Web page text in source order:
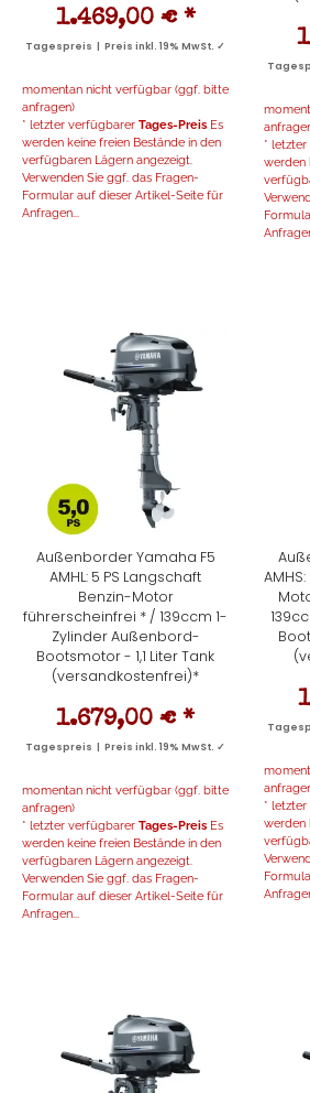
1.469,00 € *
Tagespreis | Preis inkl. 19% MwSt. ✓
momentan nicht verfügbar (ggf. bitte
anfragen)
* letzter verfügbarer Tages-Preis Es
werden keine freien Bestände in den
verfügbaren Lägern angezeigt.
Verwenden Sie ggf. das Fragen-
Formular auf dieser Artikel-Seite für
Anfragen...
*
werden
Außenborder Yamaha F5
AMHL: 5 PS Langschaft
Benzin-Motor
führerscheinfrei * / 139ccm 1-
Zylinder Außenbord-
Bootsmotor - 1,1 Liter Tank
(versandkostenfrei)*
1.679,00 € *
Tagespreis | Preis inkl. 19% MwSt. ✓
momentan nicht verfügbar (ggf. bitte
anfragen)
* letzter verfügbarer Tages-Preis Es
werden keine freien Bestände in den
verfügbaren Lägern angezeigt.
Verwenden Sie ggf. das Fragen-
Formular auf dieser Artikel-Seite für
Anfragen...
*
werden